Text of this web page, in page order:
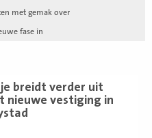
met gemak over
fase in
breidt verder uit
nieuwe vestiging in